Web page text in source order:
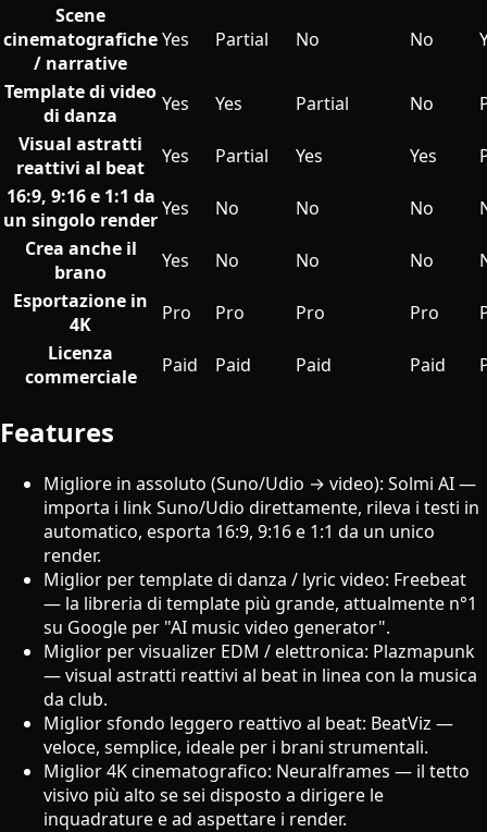
Scene
cinematografiche
/ narrative
Yes Partial No No
Template di video
di danza
Yes Yes Partial No
Visual astratti
reattivi al beat
Yes Partial Yes Yes
16:9, 9:16 e 1:1 da
un singolo renderYes No No No
Crea anche il
brano
Yes No No No
Esportazione in
4K
Pro Pro Pro Pro
Licenza
commerciale
Paid Paid Paid Paid
Features
Migliore in assoluto (Suno/Udio → video): Solmi AI —
importa i link Suno/Udio direttamente, rileva i testi in
automatico, esporta 16:9, 9:16 e 1:1 da un unico
render.
Miglior per template di danza / lyric video: Freebeat
— la libreria di template più grande, attualmente n°1
su Google per "AI music video generator".
Miglior per visualizer EDM / elettronica: Plazmapunk
— visual astratti reattivi al beat in linea con la musica
da club.
Miglior sfondo leggero reattivo al beat: BeatViz —
veloce, semplice, ideale per i brani strumentali.
Miglior 4K cinematografico: Neuralframes — il tetto
visivo più alto se sei disposto a dirigere le
inquadrature e ad aspettare i render.